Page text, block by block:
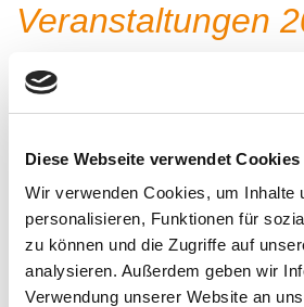
Diese Webseite verwendet Cookies
Wir verwenden Cookies, um Inhalte
personalisieren, Funktionen für
zu können und die Zugriffe auf
analysieren. Außerdem geben wir
Verwendung unserer Website an
Veranstaltungen
Für weitere Infos